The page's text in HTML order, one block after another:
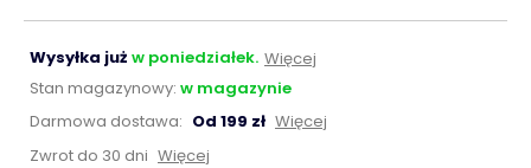
Wysyłka już w poniedziałek. Więcej
Stan magazynowy: w magazynie
Darmowa dostawa: Od 199 zł Więcej
Zwrot do 30 dni Więcej